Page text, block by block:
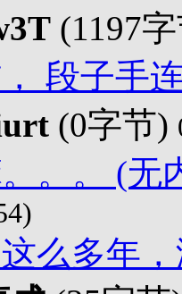
(1197
段子手
(0字节)
。。 (无
么多年